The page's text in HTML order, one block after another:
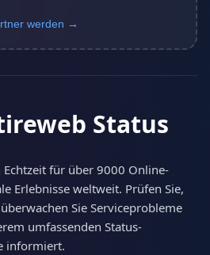
werden →
Status
für über 9000 Online-
Erlebnisse weltweit. Prüfen Sie,
Sie Serviceprobleme
umfassenden Status-
informiert.